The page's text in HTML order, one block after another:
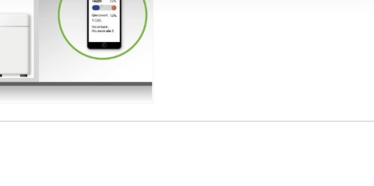
(Fingerprinting) identifizieren
verarbeitet werden, und legen Sie Ihre Präferenzen im Abschnitt
Funktionen für soziale Medien anbieten zu können
und Analysen weiter. Unsere Partner können diese Daten mit